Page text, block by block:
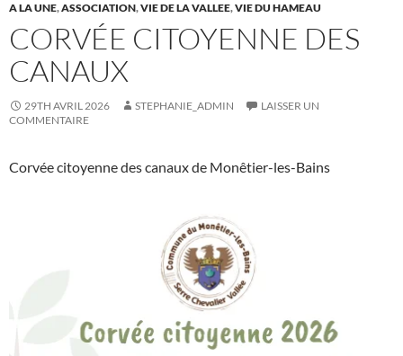
A LA UNE,ASSOCIATION,VIE DE LA VALLEE,VIE DU HAMEAU
CORVÉE CITOYENNE DES
CANAUX
29TH AVRIL 2026 STEPHANIE_ADMIN
LAISSER UN
COMMENTAIRE
Corvée citoyenne des canaux de Monêtier-les-Bains